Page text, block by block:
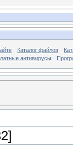
Каталог файлов
антивирусы